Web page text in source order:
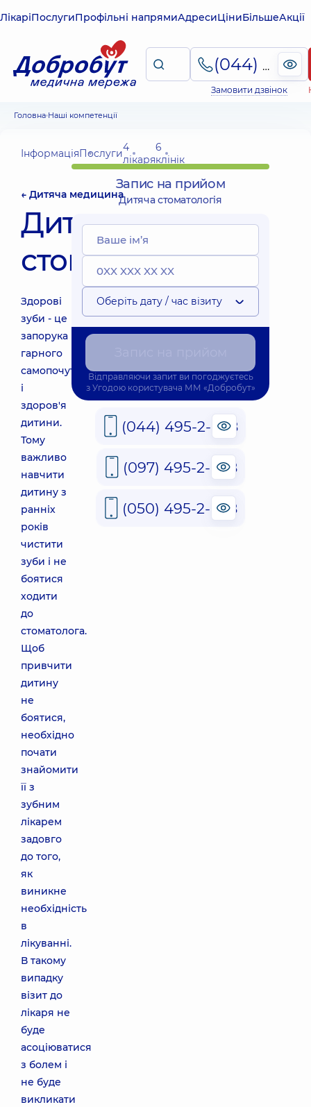
ЛікаріПослугиПрофільні напрямиАдресиЦіниБільшеАкції
(044) 495-2-888
Замовити дзвінок
Головна Наші компетенції
ІнформаціяПослуги4
лікаря
6
клінік
← Дитяча медицина
Дитяча
стоматологія
Здорові
зуби - це
запорука
гарного
самопочуття
і
здоров'я
дитини.
Тому
важливо
навчити
дитину з
ранніх
років
чистити
зуби і не
боятися
ходити
до
стоматолога.
Щоб
привчити
дитину
не
боятися,
необхідно
почати
знайомити
її з
зубним
лікарем
задовго
до того,
як
виникне
необхідність
в
лікуванні.
В такому
випадку
візит до
лікаря не
буде
асоціюватися
з болем і
не буде
викликати
Запис на прийом
Дитяча стоматологія
Оберіть дату / час візиту
Відправляючи запит ви погоджуєтесь
з Угодою користувача ММ «Добробут»
(044) 495-2-888
(097) 495-2-888
(050) 495-2-888